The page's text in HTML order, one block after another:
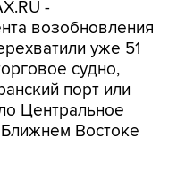
уже 51
судно,
порт или
Центральное
Востоке
CENTCOM